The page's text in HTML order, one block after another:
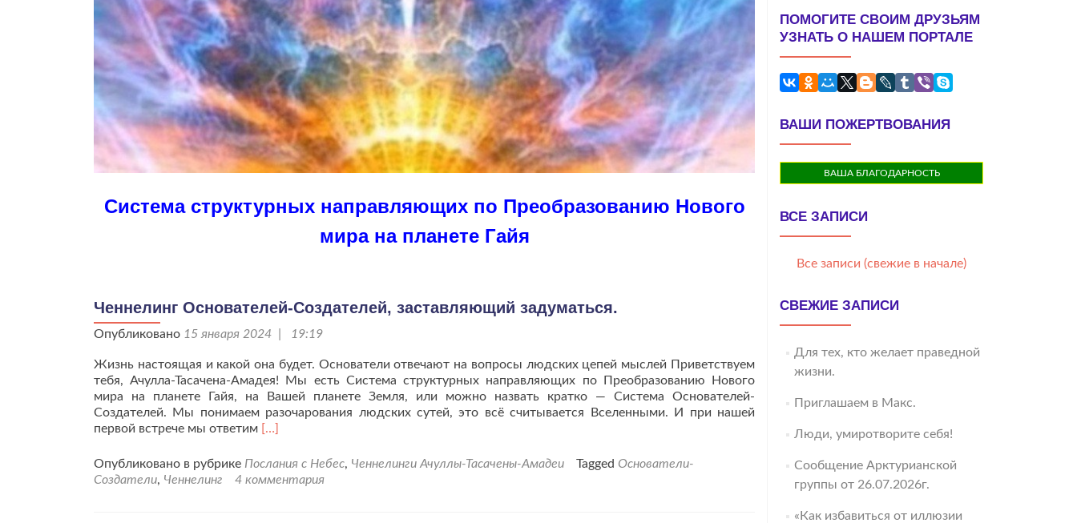
Система структурных направляющих по Преобразованию Нового
мира на планете Гайя
Ченнелинг Основателей-Создателей, заставляющий задуматься.
Опубликовано 15 января 2024 | 19:19
Жизнь настоящая и какой она будет. Основатели отвечают на вопросы людских цепей мыслей Приветствуем
тебя, Ачулла-Тасачена-Амадея! Мы есть Система структурных направляющих по Преобразованию Нового
мира на планете Гайя, на Вашей планете Земля, или можно назвать кратко — Система Основателей-
Создателей. Мы понимаем разочарования людских сутей, это всё считывается Вселенными. И при нашей
первой встрече мы ответим Читать
проЧеннелинг
Основателей-
[…]
Опубликовано в рубрике Послания с Небес, Ченнелинги Ачуллы-Тасачены-Амадеи Tagged Основатели-
Создатели, Ченнелинг 4 комментария
ПОМОГИТЕ СВОИМ ДРУЗЬЯМ
УЗНАТЬ О НАШЕМ ПОРТАЛЕ
ВАШИ ПОЖЕРТВОВАНИЯ
ВАША БЛАГОДАРНОСТЬ
ВСЕ ЗАПИСИ
Все записи (свежие в начале)
СВЕЖИЕ ЗАПИСИ
Для тех, кто желает праведной
жизни.
Приглашаем в Макс.
Люди, умиротворите себя!
Сообщение Арктурианской
группы от 26.07.2026г.
«Как избавиться от иллюзии